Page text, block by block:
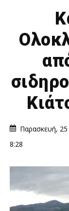
Παρασκευή, 25
8:28